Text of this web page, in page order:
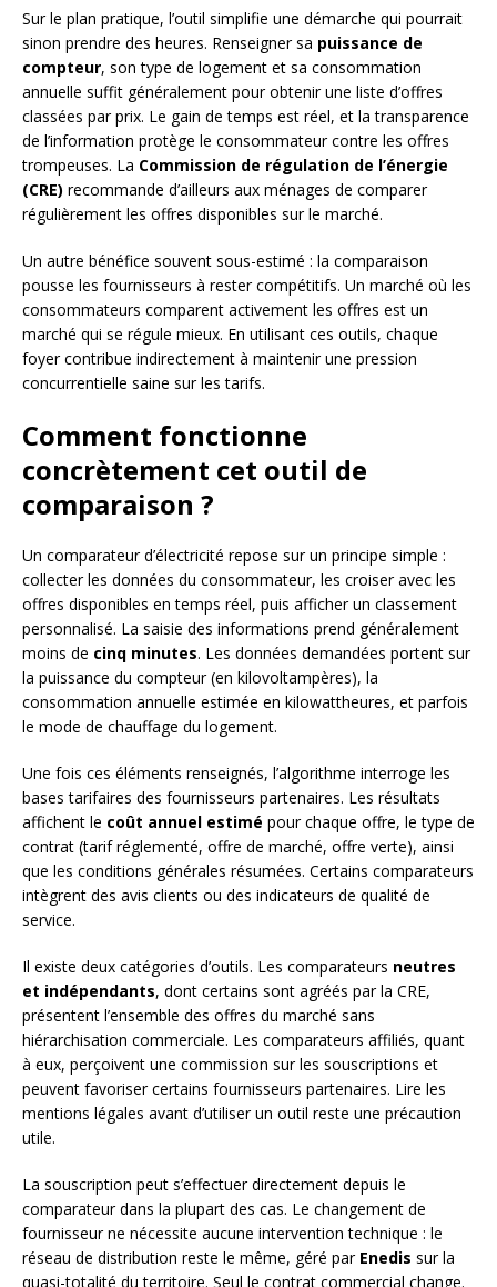
Sur le plan pratique, l’outil simplifie une démarche qui pourrait
sinon prendre des heures. Renseigner sa puissance de
compteur, son type de logement et sa consommation
annuelle suffit généralement pour obtenir une liste d’offres
classées par prix. Le gain de temps est réel, et la transparence
de l’information protège le consommateur contre les offres
trompeuses. La Commission de régulation de l’énergie
(CRE) recommande d’ailleurs aux ménages de comparer
régulièrement les offres disponibles sur le marché.
Un autre bénéfice souvent sous-estimé : la comparaison
pousse les fournisseurs à rester compétitifs. Un marché où les
consommateurs comparent activement les offres est un
marché qui se régule mieux. En utilisant ces outils, chaque
foyer contribue indirectement à maintenir une pression
concurrentielle saine sur les tarifs.
Comment fonctionne
concrètement cet outil de
comparaison ?
Un comparateur d’électricité repose sur un principe simple :
collecter les données du consommateur, les croiser avec les
offres disponibles en temps réel, puis afficher un classement
personnalisé. La saisie des informations prend généralement
moins de cinq minutes. Les données demandées portent sur
la puissance du compteur (en kilovoltampères), la
consommation annuelle estimée en kilowattheures, et parfois
le mode de chauffage du logement.
Une fois ces éléments renseignés, l’algorithme interroge les
bases tarifaires des fournisseurs partenaires. Les résultats
affichent le coût annuel estimé pour chaque offre, le type de
contrat (tarif réglementé, offre de marché, offre verte), ainsi
que les conditions générales résumées. Certains comparateurs
intègrent des avis clients ou des indicateurs de qualité de
service.
Il existe deux catégories d’outils. Les comparateurs neutres
et indépendants, dont certains sont agréés par la CRE,
présentent l’ensemble des offres du marché sans
hiérarchisation commerciale. Les comparateurs affiliés, quant
à eux, perçoivent une commission sur les souscriptions et
peuvent favoriser certains fournisseurs partenaires. Lire les
mentions légales avant d’utiliser un outil reste une précaution
utile.
La souscription peut s’effectuer directement depuis le
comparateur dans la plupart des cas. Le changement de
fournisseur ne nécessite aucune intervention technique : le
réseau de distribution reste le même, géré par Enedis sur la
quasi-totalité du territoire. Seul le contrat commercial change.